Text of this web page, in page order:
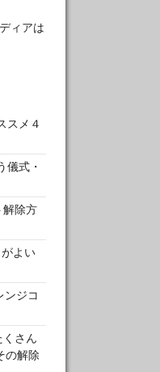
ィアは
スメ４
儀式・
解除方
がよい
ンジコ
くさん
の解除